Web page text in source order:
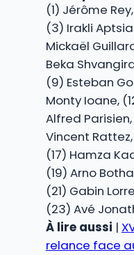
(1) Jérôme
(3) Irakli
Mickaël
Beka
(9) Esteban
Monty Ioane,
Alfred
Vincent
(17) Hamza
(19) Arno
(21) Gabin
(23) Avé
À lire aussi |
relance face